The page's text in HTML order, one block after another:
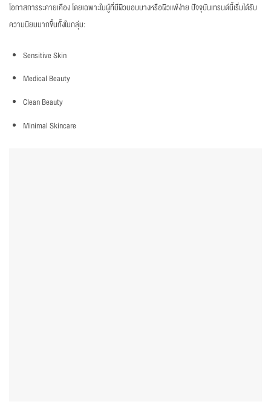
โอกาสการระคายเคือง โดยเฉพาะในผู้ที่มีผิวบอบบางหรือผิวแพ้ง่าย ปัจจุบันเทรนด์นี้เริ่มได้รับ
ความนิยมมากขึ้นทั้งในกลุ่ม:
Sensitive Skin
Medical Beauty
Clean Beauty
Minimal Skincare